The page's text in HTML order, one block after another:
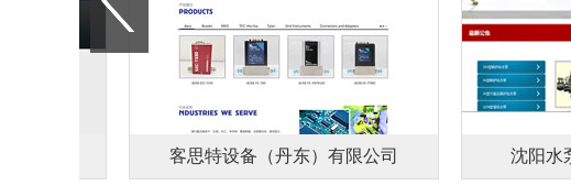
客思特设备（丹东）有限公司 沈阳水泵